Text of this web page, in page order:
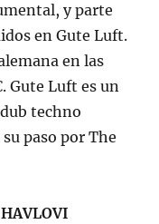
y parte
en Gute Luft.
en las
Gute Luft es un
techno
paso por The